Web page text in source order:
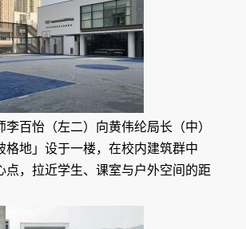
百怡（左二）向黄伟纶局长（中）
格地」设于一楼，在校内建筑群中
点，拉近学生、课室与户外空间的距